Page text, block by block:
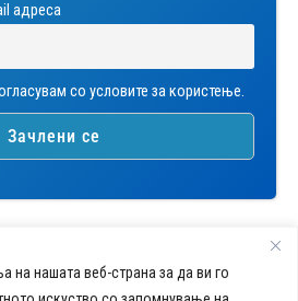
на нашата веб-страна за да ви го
адреса
со условите за користење.